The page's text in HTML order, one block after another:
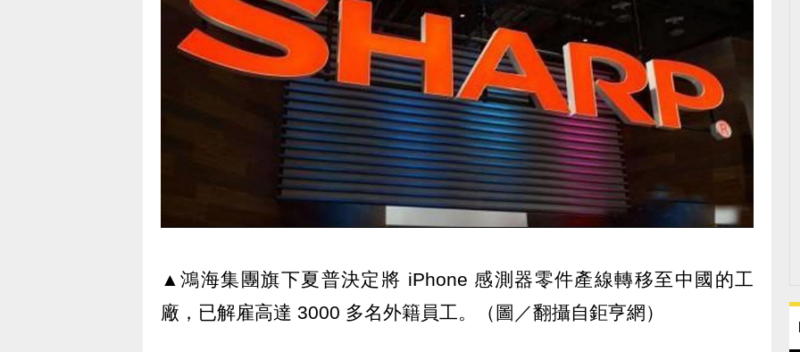
▲鴻海集團旗下夏普決定將 iPhone 感測器零件產線轉移至中國的工
廠，已解雇高達 3000 多名外籍員工。（圖／翻攝自鉅亨網）